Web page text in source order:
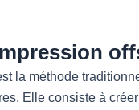
la méthode
Elle consiste à